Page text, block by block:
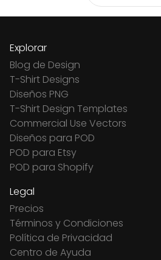
Explorar
Blog de Design
T-Shirt Designs
Diseños PNG
T-Shirt Design Templates
Commercial Use Vectors
Diseños para POD
POD para Etsy
POD para Shopify
Legal
Precios
Términos y Condiciones
Política de Privacidad
Centro de Ayuda